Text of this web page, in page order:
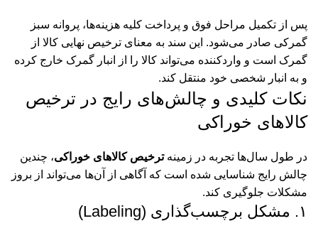
پس از تکمیل مراحل فوق و پرداخت کلیه هزینه‌ها، پروانه سبز
گمرکی صادر می‌شود. این سند به معنای ترخیص نهایی کالا از
گمرک است و واردکننده می‌تواند کالا را از انبار گمرک خارج کرده
و به انبار شخصی خود منتقل کند.
نکات کلیدی و چالش‌های رایج در ترخیص
کالاهای خوراکی
در طول سال‌ها تجربه در زمینهترخیص کالاهای خوراکی، چندین
چالش رایج شناسایی شده است که آگاهی از آن‌ها می‌تواند از بروز
مشکلات جلوگیری کند.
۱. مشکل برچسب‌گذاری (Labeling)